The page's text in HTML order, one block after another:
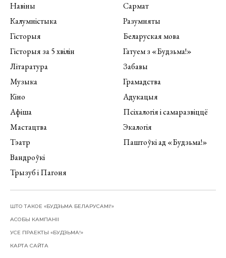
Навіны
Калумністыка
Гісторыя
Гісторыя за 5 хвілін
Літаратура
Музыка
Кіно
Афіша
Мастацтва
Тэатр
Вандроўкі
Трызуб і Пагоня
Сармат
Разумняты
Беларуская мова
Гатуем з «Будзьма!»
Забавы
Грамадства
Адукацыя
Псіхалогія і самаразвіццё
Экалогія
Паштоўкі ад «Будзьма!»
ШТО ТАКОЕ «БУДЗЬМА БЕЛАРУСАМІ!»
АСОБЫ КАМПАНІІ
УСЕ ПРАЕКТЫ «БУДЗЬМА!»
КАРТА САЙТА